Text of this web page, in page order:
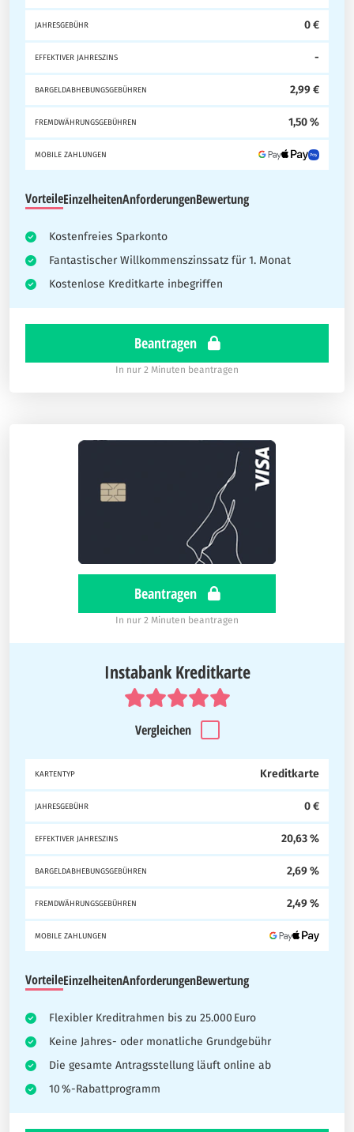
JAHRESGEBÜHR 0 €
EFFEKTIVER JAHRESZINS -
BARGELDABHEBUNGSGEBÜHREN 2,99 €
FREMDWÄHRUNGSGEBÜHREN 1,50 %
MOBILE ZAHLUNGEN
VorteileEinzelheitenAnforderungenBewertung
Kostenfreies Sparkonto
Fantastischer Willkommenszinssatz für 1. Monat
Kostenlose Kreditkarte inbegriffen
Beantragen
In nur 2 Minuten beantragen
Beantragen
In nur 2 Minuten beantragen
Instabank Kreditkarte
Vergleichen
KARTENTYP Kreditkarte
JAHRESGEBÜHR 0 €
EFFEKTIVER JAHRESZINS 20,63 %
BARGELDABHEBUNGSGEBÜHREN 2,69 %
FREMDWÄHRUNGSGEBÜHREN 2,49 %
MOBILE ZAHLUNGEN
VorteileEinzelheitenAnforderungenBewertung
Flexibler Kreditrahmen bis zu 25.000 Euro
Keine Jahres- oder monatliche Grundgebühr
Die gesamte Antragsstellung läuft online ab
10 %-Rabattprogramm